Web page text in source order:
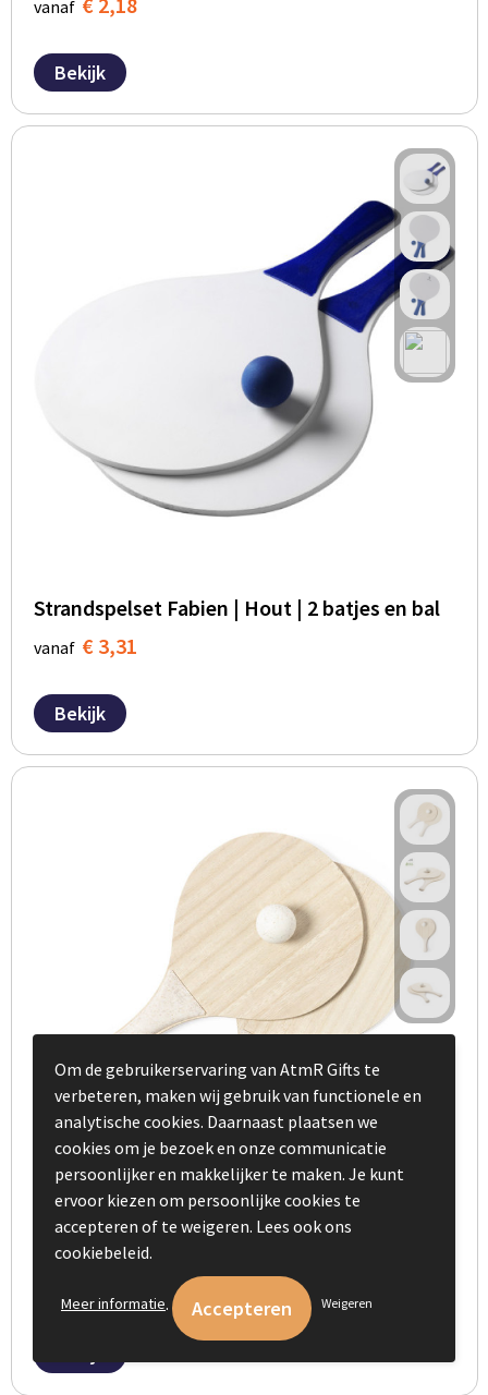
vanaf
Bekijk
Strandspelset Fabien | Hout | 2 batjes en bal
vanaf € 3,31
Bekijk
Strand Rackets Saiker
Om de gebruikerservaring van AtmR Gifts te
verbeteren, maken wij gebruik van functionele en
analytische cookies. Daarnaast plaatsen we
cookies om je bezoek en onze communicatie
persoonlijker en makkelijker te maken. Je kunt
ervoor kiezen om persoonlijke cookies te
accepteren of te weigeren. Lees ook ons
cookiebeleid.
Meer informatie. Weigeren